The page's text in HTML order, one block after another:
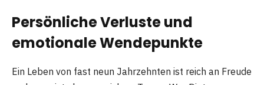
Persönliche Verluste und
emotionale Wendepunkte
Ein Leben von fast neun Jahrzehnten ist reich an Freude